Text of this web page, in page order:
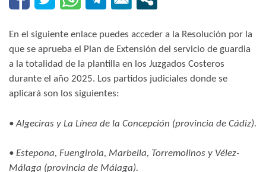
En el siguiente enlace puedes acceder a la Resolución por la
que se aprueba el Plan de Extensión del servicio de guardia
a la totalidad de la plantilla en los Juzgados Costeros
durante el año 2025. Los partidos judiciales donde se
aplicará son los siguientes:
•Algeciras y La Línea de la Concepción (provincia de Cádiz).
• Estepona, Fuengirola, Marbella, Torremolinos y Vélez-
Málaga (provincia de Málaga).